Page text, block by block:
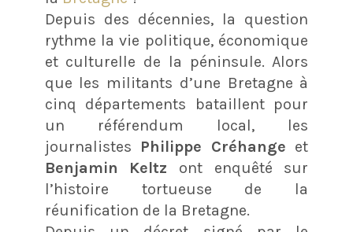
Depuis des décennies, la question
rythme la vie politique, économique
et culturelle de la péninsule. Alors
que les militants d’une Bretagne à
cinq départements bataillent pour
un référendum local, les
journalistes Philippe Créhange et
Benjamin Keltz ont enquêté sur
l’histoire tortueuse de la
réunification de la Bretagne.